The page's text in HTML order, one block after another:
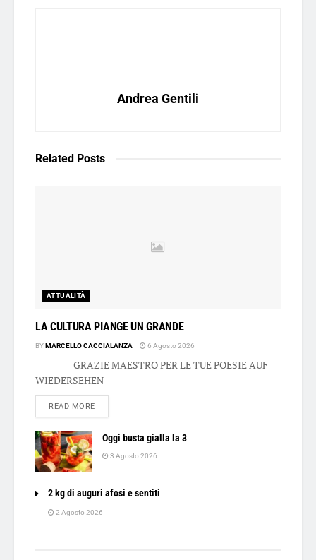
Andrea Gentili
Related Posts
ATTUALITÀ
LA CULTURA PIANGE UN GRANDE
BYMARCELLO CACCIALANZA 6 Agosto 2026
GRAZIE MAESTRO PER LE TUE POESIE AUF
WIEDERSEHEN
READ MOREDETAILS
Oggi busta gialla la 3
3 Agosto 2026
2 kg di auguri afosi e sentiti
2 Agosto 2026